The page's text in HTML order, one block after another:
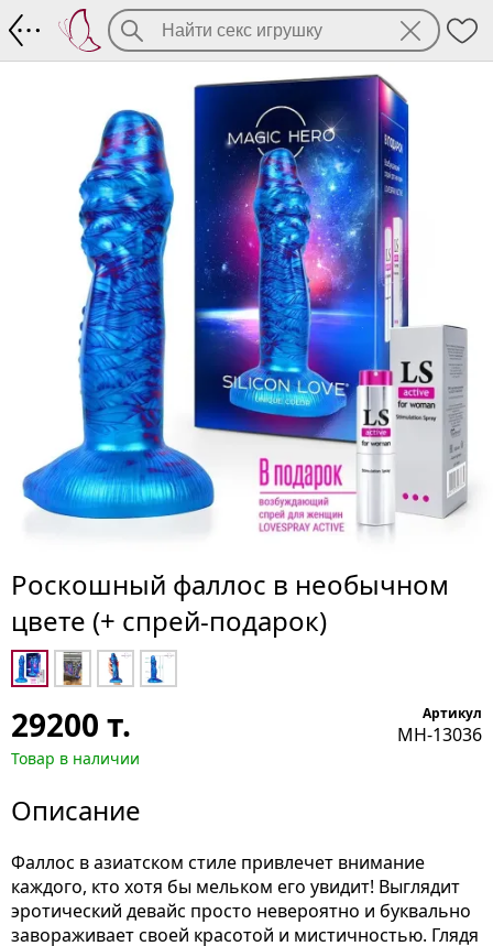
Роскошный фаллос в необычном
цвете (+ спрей-подарок)
29200 т.
Товар в наличии
Артикул
MH-13036
Описание
Фаллос в азиатском стиле привлечет внимание
каждого, кто хотя бы мельком его увидит! Выглядит
эротический девайс просто невероятно и буквально
завораживает своей красотой и мистичностью. Глядя
Роскошный фаллос в необычном